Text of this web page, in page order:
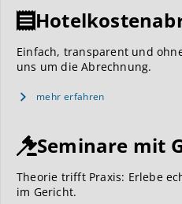
Einfach, transparent und
uns um die Abrechnung.
mehr erfahren
Seminare mit
Theorie trifft Praxis: Erlebe
im Gericht.